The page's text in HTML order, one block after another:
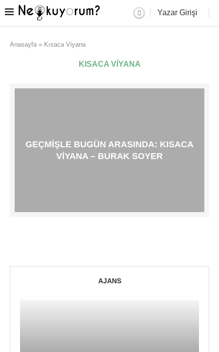
Yazar Girişi
Anasayfa » Kısaca Viyana
KISACA VIYANA
GEÇMIŞLE BUGÜN ARASINDA: KISACA
VIYANA – BURAK SOYER
AJANS